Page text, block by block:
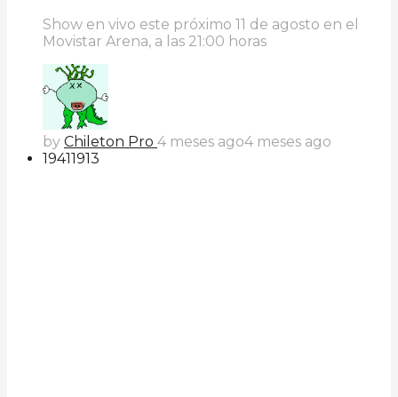
Show en vivo este próximo 11 de agosto en el
Movistar Arena, a las 21:00 horas
by Chileton Pro 4 meses ago4 meses ago
19411913